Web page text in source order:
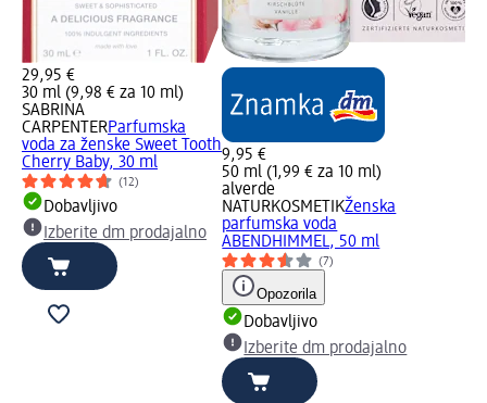
29,95 €
30 ml (9,98 € za 10 ml)
SABRINA
CARPENTERParfumska
voda za ženske Sweet Tooth
Cherry Baby, 30 ml
(12)
Dobavljivo
Izberite dm prodajalno
9,95 €
50 ml (1,99 € za 10 ml)
alverde
NATURKOSMETIKŽenska
parfumska voda
ABENDHIMMEL, 50 ml
(7)
Opozorila
Dobavljivo
Izberite dm prodajalno